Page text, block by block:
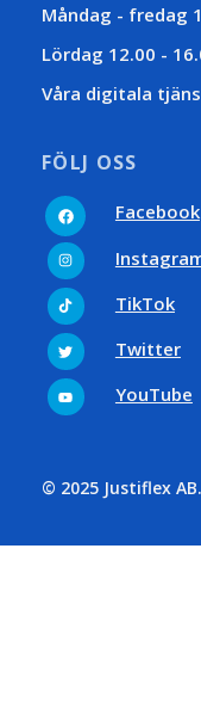
Måndag - fredag
Lördag 12.00 -
Våra digitala
FÖLJ OSS
FacebookFacebook
Instagram
Tiktok TikTok
Twitter Twitter
Youtube YouTube
© 2025 Justiflex